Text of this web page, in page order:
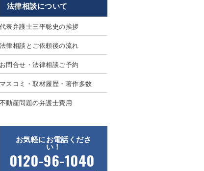
法律相談について
代表弁護士三平聡史の挨拶
法律相談とご依頼後の流れ
お問合せ・法律相談ご予約
マスコミ・取材履歴・著作多数
不動産問題の弁護士費用
お気軽にお電話くださ
い！
0120-96-1040